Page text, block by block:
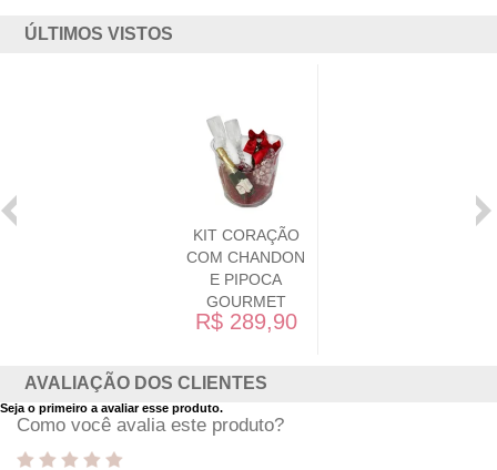
ÚLTIMOS VISTOS
KIT CORAÇÃO
COM CHANDON
E PIPOCA
GOURMET
R$ 289,90
AVALIAÇÃO DOS CLIENTES
Seja o primeiro a avaliar esse produto.
Como você avalia este produto?